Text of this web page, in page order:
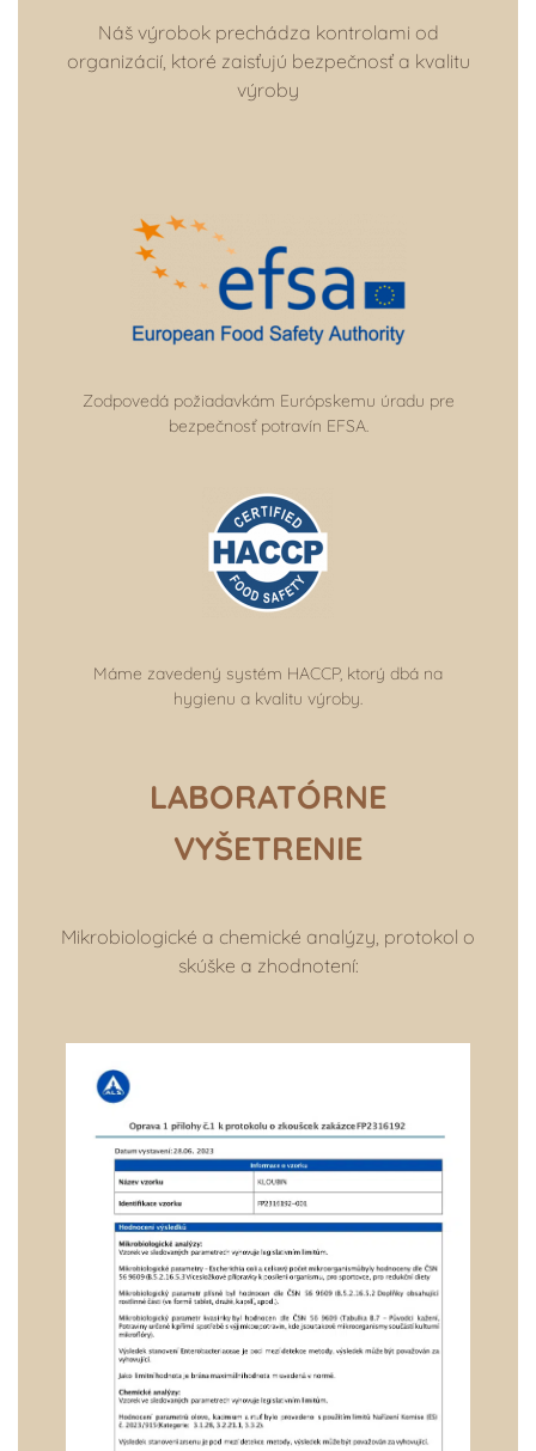
Náš výrobok prechádza kontrolami od
organizácií, ktoré zaisťujú bezpečnosť a kvalitu
výroby
Zodpovedá požiadavkám Európskemu úradu pre
bezpečnosť potravín EFSA.
Máme zavedený systém HACCP, ktorý dbá na
hygienu a kvalitu výroby.
LABORATÓRNE
VYŠETRENIE
Mikrobiologické a chemické analýzy, protokol o
skúške a zhodnotení: